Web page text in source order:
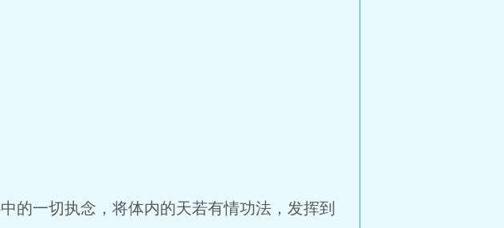
一切执念，将体内的天若有情功法，发挥到